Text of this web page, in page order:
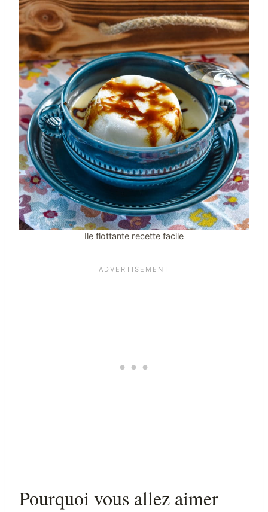
Ile flottante recette facile
Pourquoi vous allez aimer